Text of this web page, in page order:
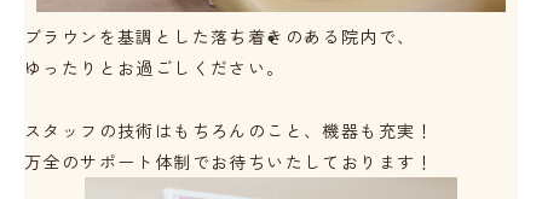
ブラウンを基調とした落ち着きのある院内で、
ゆったりとお過ごしください。
スタッフの技術はもちろんのこと、機器も充実！
万全のサポート体制でお待ちいたしております！